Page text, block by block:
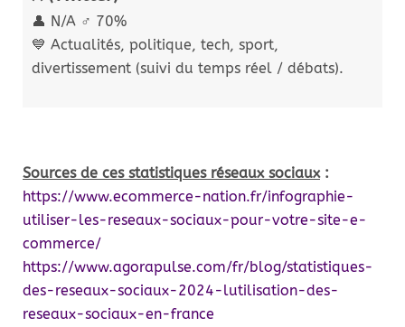
👤 N/A ♂️ 70%
💙 Actualités, politique, tech, sport,
divertissement (suivi du temps réel / débats).
Sources de ces statistiques réseaux sociaux:
https://www.ecommerce-nation.fr/infographie-
utiliser-les-reseaux-sociaux-pour-votre-site-e-
commerce/
https://www.agorapulse.com/fr/blog/statistiques-
des-reseaux-sociaux-2024-lutilisation-des-
reseaux-sociaux-en-france